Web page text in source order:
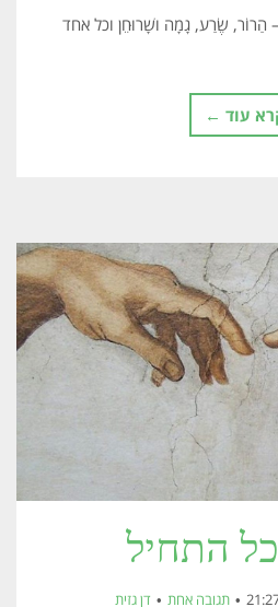
הַרוֹר, שֶׂרַע, גָמָה ושָׁרוּחֵן וכל אחד
עוד ←
התחיל
תגובה אחת דן גזית